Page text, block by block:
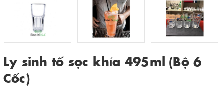
Ly sinh tố sọc khía 495ml (Bộ 6
Cốc)